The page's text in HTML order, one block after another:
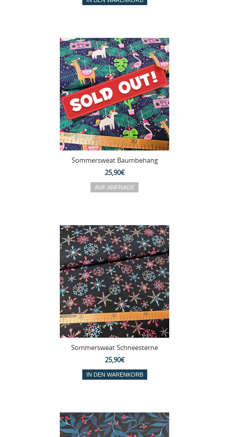
Sommersweat Baumbehang
25,90€
Sommersweat Schneesterne
25,90€